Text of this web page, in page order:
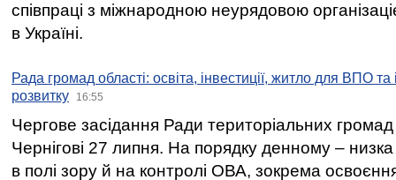
співпраці з міжнародною неурядовою
в Україні.
Рада громад області: освіта, інвестиції, житло для ВПО
розвитку
16:55
Чергове засідання Ради територіальних громад
Чернігові 27 липня. На порядку денному –
в полі зору й на контролі ОВА, зокрема освоєння